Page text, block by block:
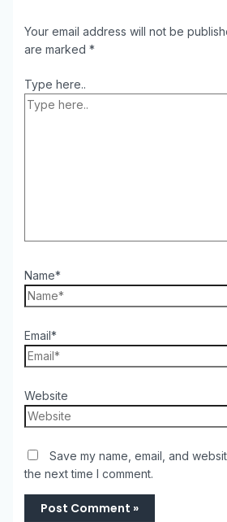
Your email address will not be
are marked *
Type here..
Name*
Email*
Website
Save my name, email, and
the next time I comment.